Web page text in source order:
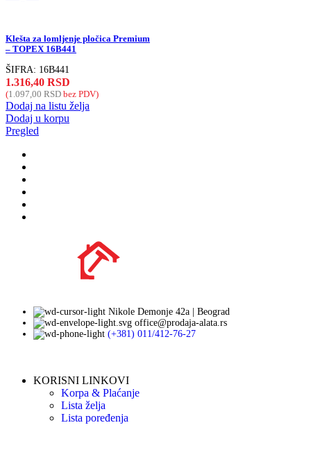
Klešta za lomljenje pločica Premium
– TOPEX 16B441
ŠIFRA: 16B441
1.316,40 RSD
(1.097,00 RSD bez PDV)
Dodaj na listu želja
Dodaj u korpu
Pregled
Nikole Demonje 42a | Beograd
office@prodaja-alata.rs
(+381) 011/412-76-27
KORISNI LINKOVI
Korpa & Plaćanje
Lista želja
Lista poređenja